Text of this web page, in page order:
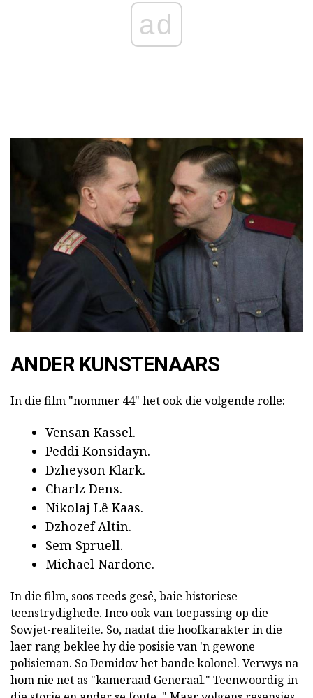
ad
ANDER KUNSTENAARS
In die film "nommer 44" het ook die volgende rolle:
Vensan Kassel.
Peddi Konsidayn.
Dzheyson Klark.
Charlz Dens.
Nikolaj Lê Kaas.
Dzhozef Altin.
Sem Spruell.
Michael Nardone.
In die film, soos reeds gesê, baie historiese
teenstrydighede. Inco ook van toepassing op die
Sowjet-realiteite. So, nadat die hoofkarakter in die
laer rang beklee hy die posisie van 'n gewone
polisieman. So Demidov het bande kolonel. Verwys na
hom nie net as "kameraad Generaal." Teenwoordig in